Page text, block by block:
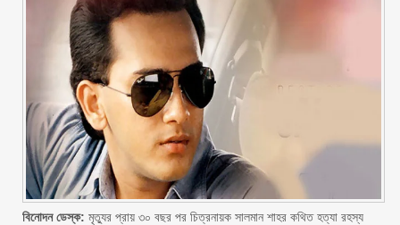
বিনোদন ডেস্ক: মৃত্যুর প্রায় ৩০ বছর পর চিত্রনায়ক সালমান শাহর কথিত হত্যা রহস্য